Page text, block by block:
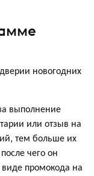
новогодних
выполнение
или отзыв на
тем больше их
чего он
промокода на